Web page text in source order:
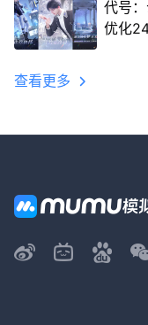
代号
优化
查看更多